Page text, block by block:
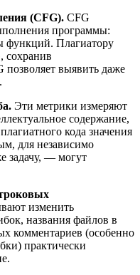
(CFG). CFG
программы:
функций. Плагиатору
сохранив
выявить даже
Эти метрики измеряют
содержание,
кода значения
для независимо
задачу, — могут
изменить
названия файлов в
комментариев (особенно
практически